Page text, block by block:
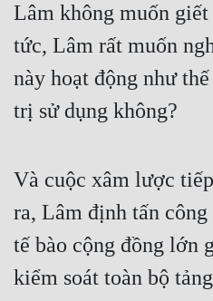
Cơ Trí
Sát Phạt Quyết Đoán
Vô Sỉ
Điềm Đạm
Lâm không muốn
tức, Lâm rất muốn
này hoạt động như
trị sử dụng không?
Và cuộc xâm lược
ra, Lâm định tấn
tế bào cộng đồng lớn
kiểm soát toàn bộ